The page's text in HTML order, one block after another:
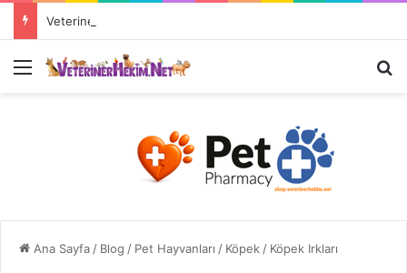
Veteriner Hekimlerin Çalışma Alanları Nelerdir?
Ana Sayfa/ Blog / Pet Hayvanları / Köpek/ Köpek Irkları